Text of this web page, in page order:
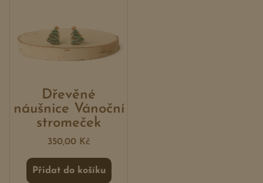
Dřevěné
náušnice Vánoční
stromeček
350,00 Kč
Přidat do košíku